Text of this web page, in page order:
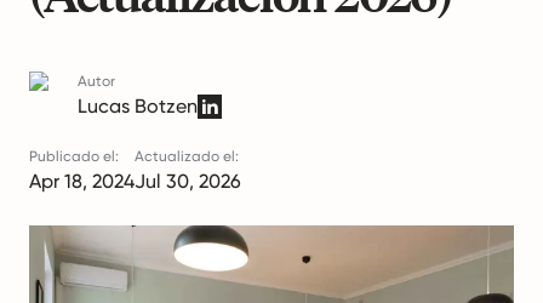
Autor
Lucas Botzen
Publicado el:
Apr 18, 2024
Actualizado el:
Jul 30, 2026